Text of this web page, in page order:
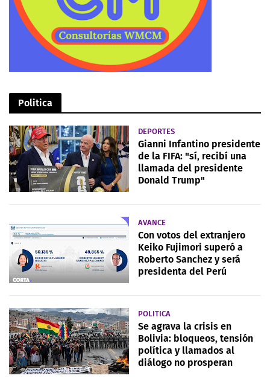
Politica
DEPORTES
Gianni Infantino presidente
de la FIFA: "sí, recibí una
llamada del presidente
Donald Trump"
AVANCE
Con votos del extranjero
Keiko Fujimori superó a
Roberto Sanchez y será
presidenta del Perú
POLITICA
Se agrava la crisis en
Bolivia: bloqueos, tensión
política y llamados al
diálogo no prosperan